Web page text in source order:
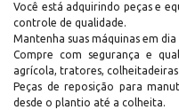
Você está adquirindo peças e
controle de qualidade.
Mantenha suas máquinas em dia
Compre com segurança e
agrícola, tratores,
Peças de reposição para
desde o plantio até a colheita.